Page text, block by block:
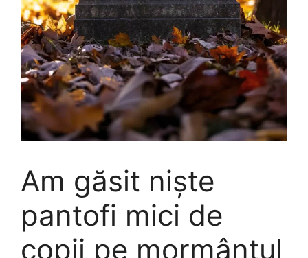
Am găsit niște
pantofi mici de
copii pe mormântul